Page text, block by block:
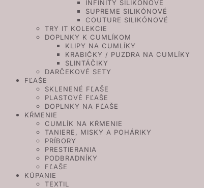
INFINITY SILIKÓNOVÉ
SUPREME SILIKÓNOVÉ
COUTURE SILIKÓNOVÉ
TRY IT KOLEKCIE
DOPLNKY K CUMLÍKOM
KLIPY NA CUMLÍKY
KRABIČKY / PUZDRA NA CUMLÍKY
SLINTÁČIKY
DARČEKOVÉ SETY
FĽAŠE
SKLENENÉ FĽAŠE
PLASTOVÉ FĽAŠE
DOPLNKY NA FĽAŠE
KŔMENIE
CUMLÍK NA KŔMENIE
TANIERE, MISKY A POHÁRIKY
PRÍBORY
PRESTIERANIA
PODBRADNÍKY
FĽAŠE
KÚPANIE
TEXTIL